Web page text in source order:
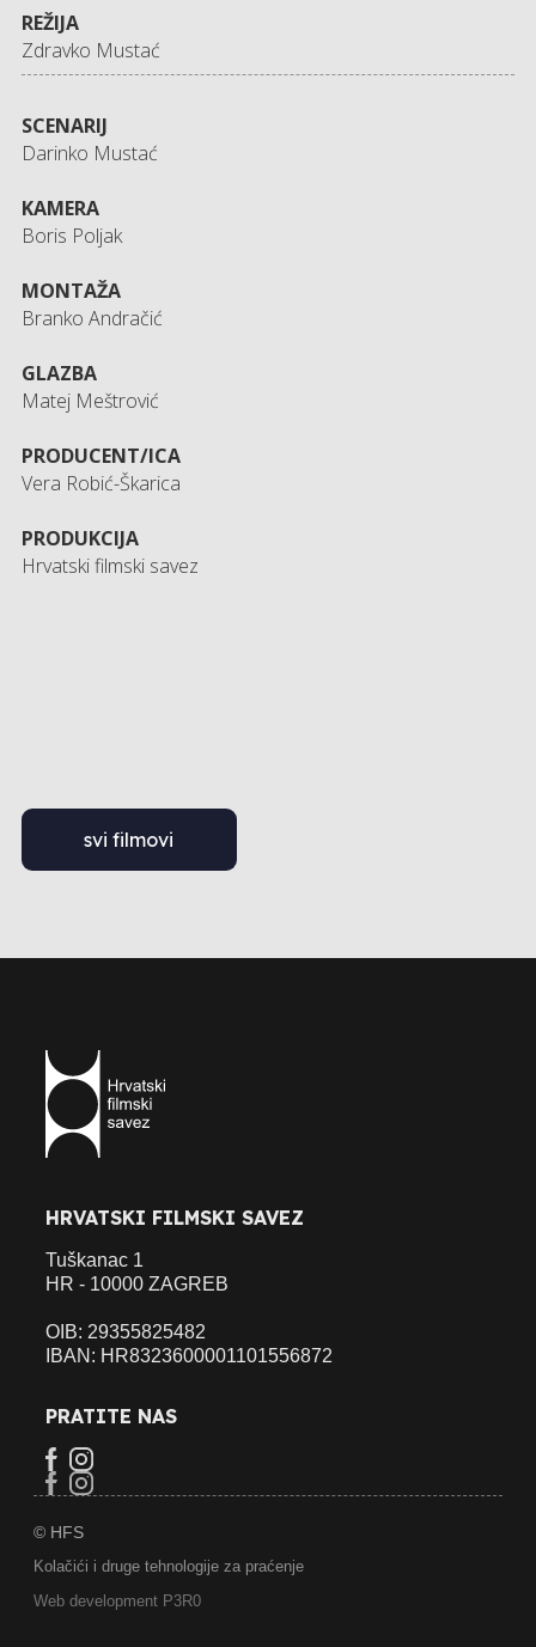
REŽIJA
Zdravko Mustać
SCENARIJ
Darinko Mustać
KAMERA
Boris Poljak
MONTAŽA
Branko Andračić
GLAZBA
Matej Meštrović
PRODUCENT/ICA
Vera Robić-Škarica
PRODUKCIJA
Hrvatski filmski savez
svi filmovi
HRVATSKI FILMSKI SAVEZ
Tuškanac 1
HR - 10000 ZAGREB
OIB: 29355825482
IBAN: HR8323600001101556872
PRATITE NAS
© HFS
Kolačići i druge tehnologije za praćenje
Web development P3R0